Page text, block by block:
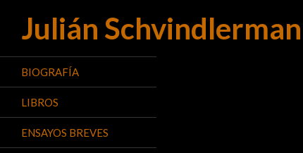
Julián Schvindlerman
Buscar
BIOGRAFÍA
LIBROS
ENSAYOS BREVES